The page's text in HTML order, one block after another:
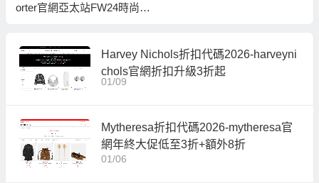
orter官網亞太站FW24時尚大
Harvey Nichols折扣代碼2026-harveyni
chols官網折扣升級3折起
01/09
Mytheresa折扣代碼2026-mytheresa官
網年終大促低至3折+額外8折
01/06